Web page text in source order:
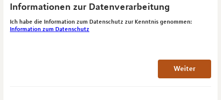
Informationen zur Datenverarbeitung
Ich habe die Information zum Datenschutz zur Kenntnis genommen:
Information zum Datenschutz
Weiter